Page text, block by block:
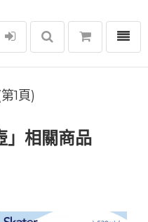
選單
1頁)
」相關商品